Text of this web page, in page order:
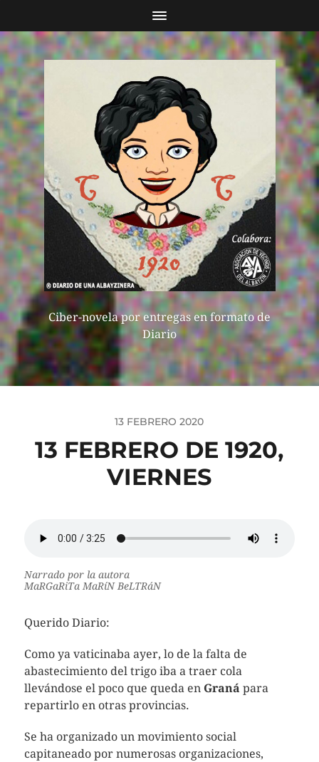
Ciber-novela por entregas en formato de
Diario
13 FEBRERO 2020
13 FEBRERO DE 1920,
VIERNES
Narrado por la autora
MaRGaRiTa MaRíN BeLTRáN
Querido Diario:
Como ya vaticinaba ayer, lo de la falta de
abastecimiento del trigo iba a traer cola
llevándose el poco que queda en Graná para
repartirlo en otras provincias.
Se ha organizado un movimiento social
capitaneado por numerosas organizaciones,